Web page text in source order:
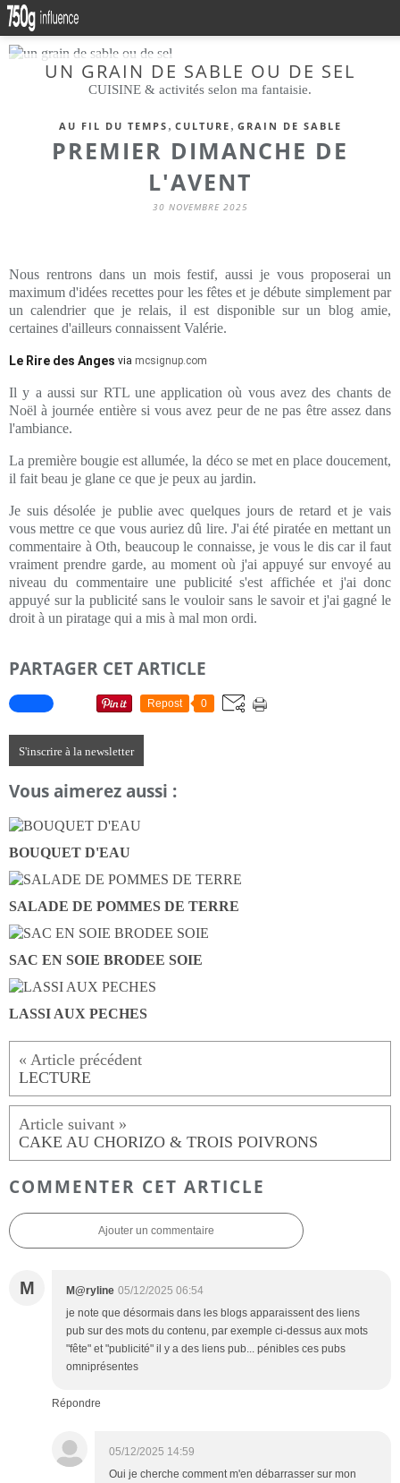
UN GRAIN DE SABLE OU DE SEL
CUISINE & activités selon ma fantaisie.
AU FIL DU TEMPS , CULTURE , GRAIN DE SABLE
PREMIER DIMANCHE DE
L'AVENT
30 NOVEMBRE 2025
Nous rentrons dans un mois festif, aussi je vous proposerai un
maximum d'idées recettes pour les fêtes et je débute simplement par
un calendrier que je relais, il est disponible sur un blog amie,
certaines d'ailleurs connaissent Valérie.
Le Rire des Anges via mcsignup.com
Il y a aussi sur RTL une application où vous avez des chants de
Noël à journée entière si vous avez peur de ne pas être assez dans
l'ambiance.
La première bougie est allumée, la déco se met en place doucement,
il fait beau je glane ce que je peux au jardin.
Je suis désolée je publie avec quelques jours de retard et je vais
vous mettre ce que vous auriez dû lire. J'ai été piratée en mettant un
commentaire à Oth, beaucoup le connaisse, je vous le dis car il faut
vraiment prendre garde, au moment où j'ai appuyé sur envoyé au
niveau du commentaire une publicité s'est affichée et j'ai donc
appuyé sur la publicité sans le vouloir sans le savoir et j'ai gagné le
droit à un piratage qui a mis à mal mon ordi.
PARTAGER CET ARTICLE
Repost 0
S'inscrire à la newsletter
Vous aimerez aussi :
BOUQUET D'EAU
SALADE DE POMMES DE TERRE
SAC EN SOIE BRODEE SOIE
LASSI AUX PECHES
LECTURE
CAKE AU CHORIZO & TROIS POIVRONS
COMMENTER CET ARTICLE
Ajouter un commentaire
M M@ryline 05/12/2025 06:54
je note que désormais dans les blogs apparaissent des liens
pub sur des mots du contenu, par exemple ci-dessus aux mots
"fête" et "publicité" il y a des liens pub... pénibles ces pubs
omniprésentes
Répondre
05/12/2025 14:59
Oui je cherche comment m'en débarrasser sur mon